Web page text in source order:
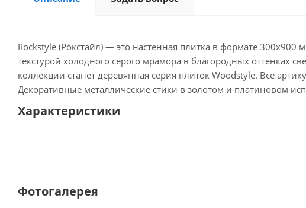
Rockstyle (Рóкстайл) — это настенная плитка в формате
текстурой холодного серого мрамора в благородных оттенках
коллекции станет деревянная серия плиток Woodstyle. Все
Декоративные металлические стики в золотом и платиновом
Характеристики
Фотогалерея